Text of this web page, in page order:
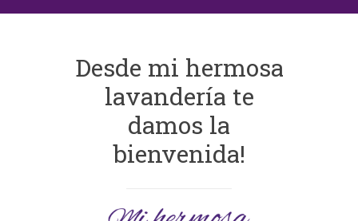
Desde mi hermosa
lavandería te
damos la
bienvenida!